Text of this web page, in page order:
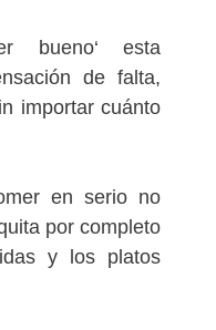
bueno‘ esta
de falta,
importar cuánto
en serio no
por completo
y los platos